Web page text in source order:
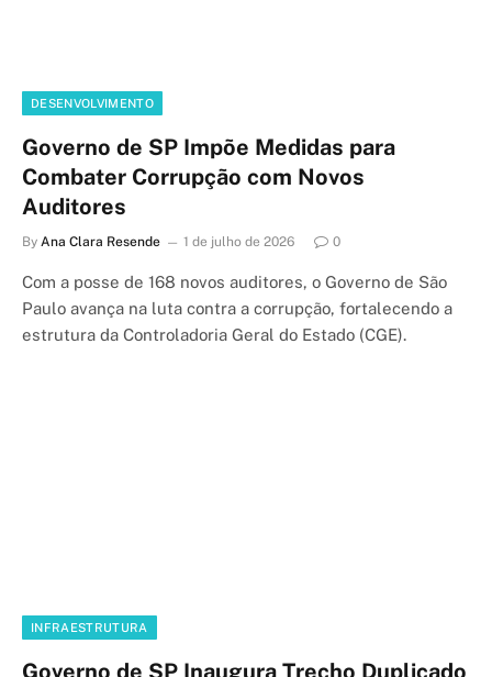
DESENVOLVIMENTO
Governo de SP Impõe Medidas para
Combater Corrupção com Novos
Auditores
By Ana Clara Resende 1 de julho de 2026 0
Com a posse de 168 novos auditores, o Governo de São
Paulo avança na luta contra a corrupção, fortalecendo a
estrutura da Controladoria Geral do Estado (CGE).
INFRAESTRUTURA
Governo de SP Inaugura Trecho Duplicado